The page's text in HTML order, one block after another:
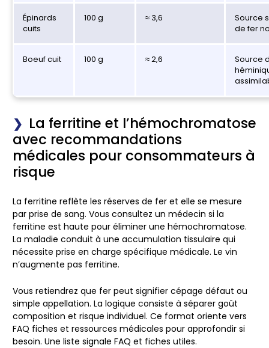
Épinards
cuits
100 g ≈ 3,6
Source
de fer
Boeuf cuit 100 g ≈ 2,6
Source
La ferritine et l’hémochromatose
avec recommandations
médicales pour consommateurs à
risque
La ferritine reflète les réserves de fer et elle se mesure
par prise de sang. Vous consultez un médecin si la
ferritine est haute pour éliminer une hémochromatose.
La maladie conduit à une accumulation tissulaire qui
nécessite prise en charge spécifique médicale. Le vin
n’augmente pas ferritine.
Vous retiendrez que fer peut signifier cépage défaut ou
simple appellation. La logique consiste à séparer goût
composition et risque individuel. Ce format oriente vers
FAQ fiches et ressources médicales pour approfondir si
besoin. Une liste signale FAQ et fiches utiles.